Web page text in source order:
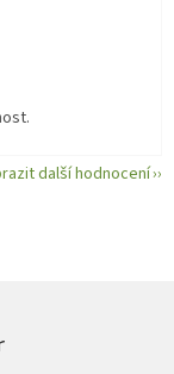
další hodnocení